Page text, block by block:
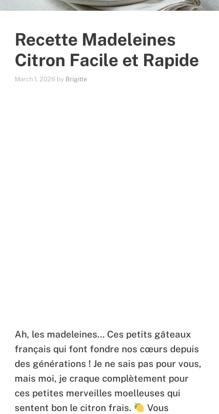
Recette Madeleines
Citron Facile et Rapide
March 1, 2026 by Brigitte
Ah, les madeleines… Ces petits gâteaux
français qui font fondre nos cœurs depuis
des générations ! Je ne sais pas pour vous,
mais moi, je craque complètement pour
ces petites merveilles moelleuses qui
sentent bon le citron frais.
Vous